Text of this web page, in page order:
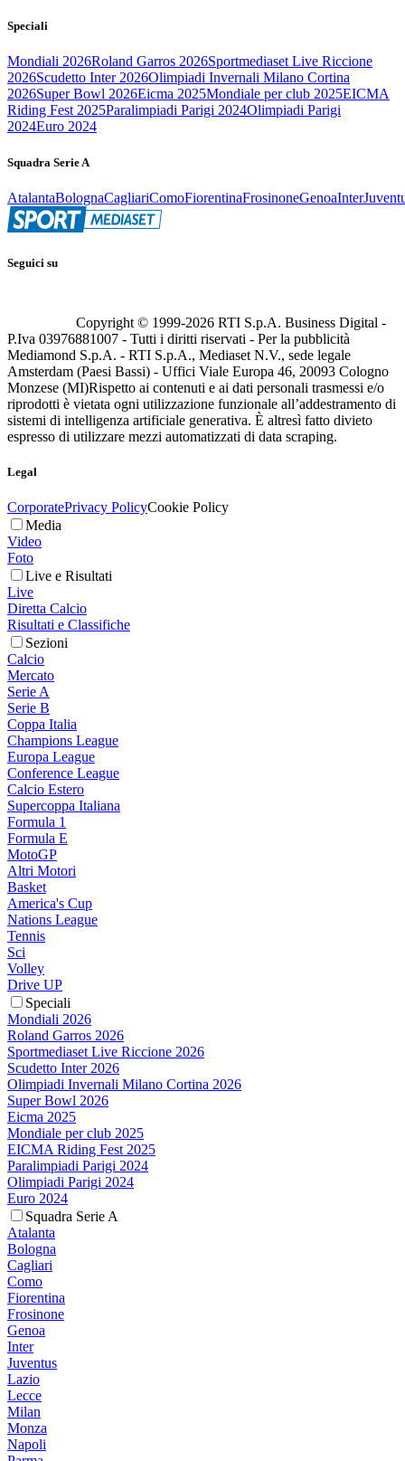
Speciali
Mondiali 2026Roland Garros 2026Sportmediaset Live Riccione
2026Scudetto Inter 2026Olimpiadi Invernali Milano Cortina
2026Super Bowl 2026Eicma 2025Mondiale per club 2025EICMA
Riding Fest 2025Paralimpiadi Parigi 2024Olimpiadi Parigi
2024Euro 2024
Squadra Serie A
AtalantaBolognaCagliariComoFiorentinaFrosinoneGenoaInter
Seguici su
Copyright © 1999-2026 RTI S.p.A. Business Digital -
P.Iva 03976881007 - Tutti i diritti riservati - Per la pubblicità
Mediamond S.p.A. - RTI S.p.A., Mediaset N.V., sede legale
Amsterdam (Paesi Bassi) - Uffici Viale Europa 46, 20093 Cologno
Monzese (MI)Rispetto ai contenuti e ai dati personali trasmessi e/o
riprodotti è vietata ogni utilizzazione funzionale all’addestramento di
sistemi di intelligenza artificiale generativa. È altresì fatto divieto
espresso di utilizzare mezzi automatizzati di data scraping.
Legal
CorporatePrivacy PolicyCookie Policy
Media
Video
Foto
Live e Risultati
Live
Diretta Calcio
Risultati e Classifiche
Sezioni
Calcio
Mercato
Serie A
Serie B
Coppa Italia
Champions League
Europa League
Conference League
Calcio Estero
Supercoppa Italiana
Formula 1
Formula E
MotoGP
Altri Motori
Basket
America's Cup
Nations League
Tennis
Sci
Volley
Drive UP
Speciali
Mondiali 2026
Roland Garros 2026
Sportmediaset Live Riccione 2026
Scudetto Inter 2026
Olimpiadi Invernali Milano Cortina 2026
Super Bowl 2026
Eicma 2025
Mondiale per club 2025
EICMA Riding Fest 2025
Paralimpiadi Parigi 2024
Olimpiadi Parigi 2024
Euro 2024
Squadra Serie A
Atalanta
Bologna
Cagliari
Como
Fiorentina
Frosinone
Genoa
Inter
Juventus
Lazio
Lecce
Milan
Monza
Napoli